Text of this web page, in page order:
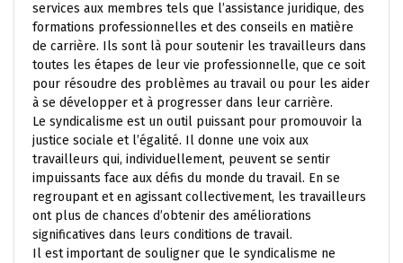
services aux membres tels que l’assistance juridique, des
formations professionnelles et des conseils en matière
de carrière. Ils sont là pour soutenir les travailleurs dans
toutes les étapes de leur vie professionnelle, que ce soit
pour résoudre des problèmes au travail ou pour les aider
à se développer et à progresser dans leur carrière.
Le syndicalisme est un outil puissant pour promouvoir la
justice sociale et l’égalité. Il donne une voix aux
travailleurs qui, individuellement, peuvent se sentir
impuissants face aux défis du monde du travail. En se
regroupant et en agissant collectivement, les travailleurs
ont plus de chances d’obtenir des améliorations
significatives dans leurs conditions de travail.
Il est important de souligner que le syndicalisme ne